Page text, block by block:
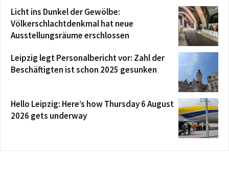
Licht ins Dunkel der Gewölbe:
Völkerschlachtdenkmal hat neue
Ausstellungsräume erschlossen
Leipzig legt Personalbericht vor: Zahl der
Beschäftigten ist schon 2025 gesunken
Hello Leipzig: Here’s how Thursday 6 August
2026 gets underway